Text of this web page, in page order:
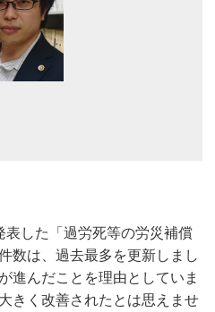
表した「過労死等の労災補償
数は、過去最多を更新しまし
進んだことを理由としていま
きく改善されたとは思えませ